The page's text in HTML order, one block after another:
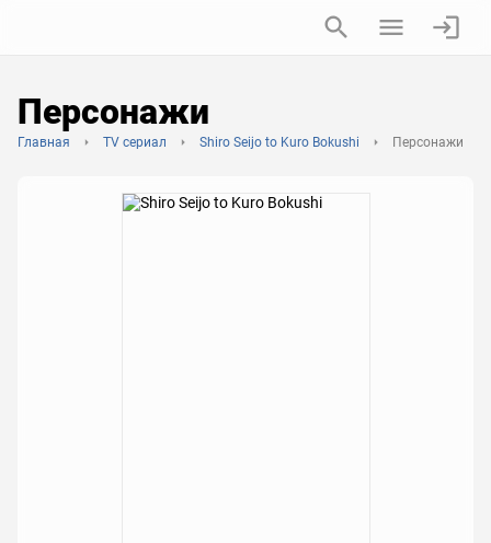
Персонажи
Главная TV сериал Shiro Seijo to Kuro Bokushi Персонажи